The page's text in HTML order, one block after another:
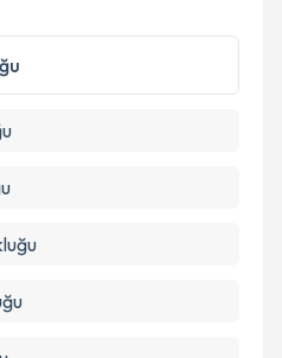
ilişkinAydınlatma
kişisel verilerimin belirtilen
kabul ediyorum.